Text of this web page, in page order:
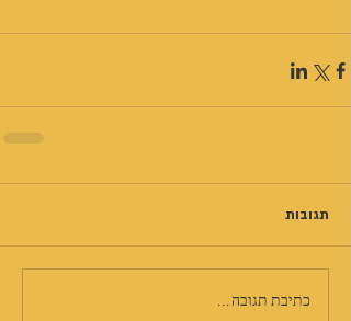
תגובות
כתיבת תגובה...